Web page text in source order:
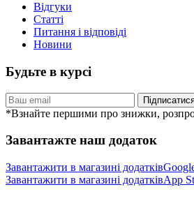
Відгуки
Статті
Питання і відповіді
Новини
Будьте в курсі
*Взнайте першими про знижки,
Завантажте наш додаток
Завантажити в магазині додатків
Завантажити в магазині додатківApp